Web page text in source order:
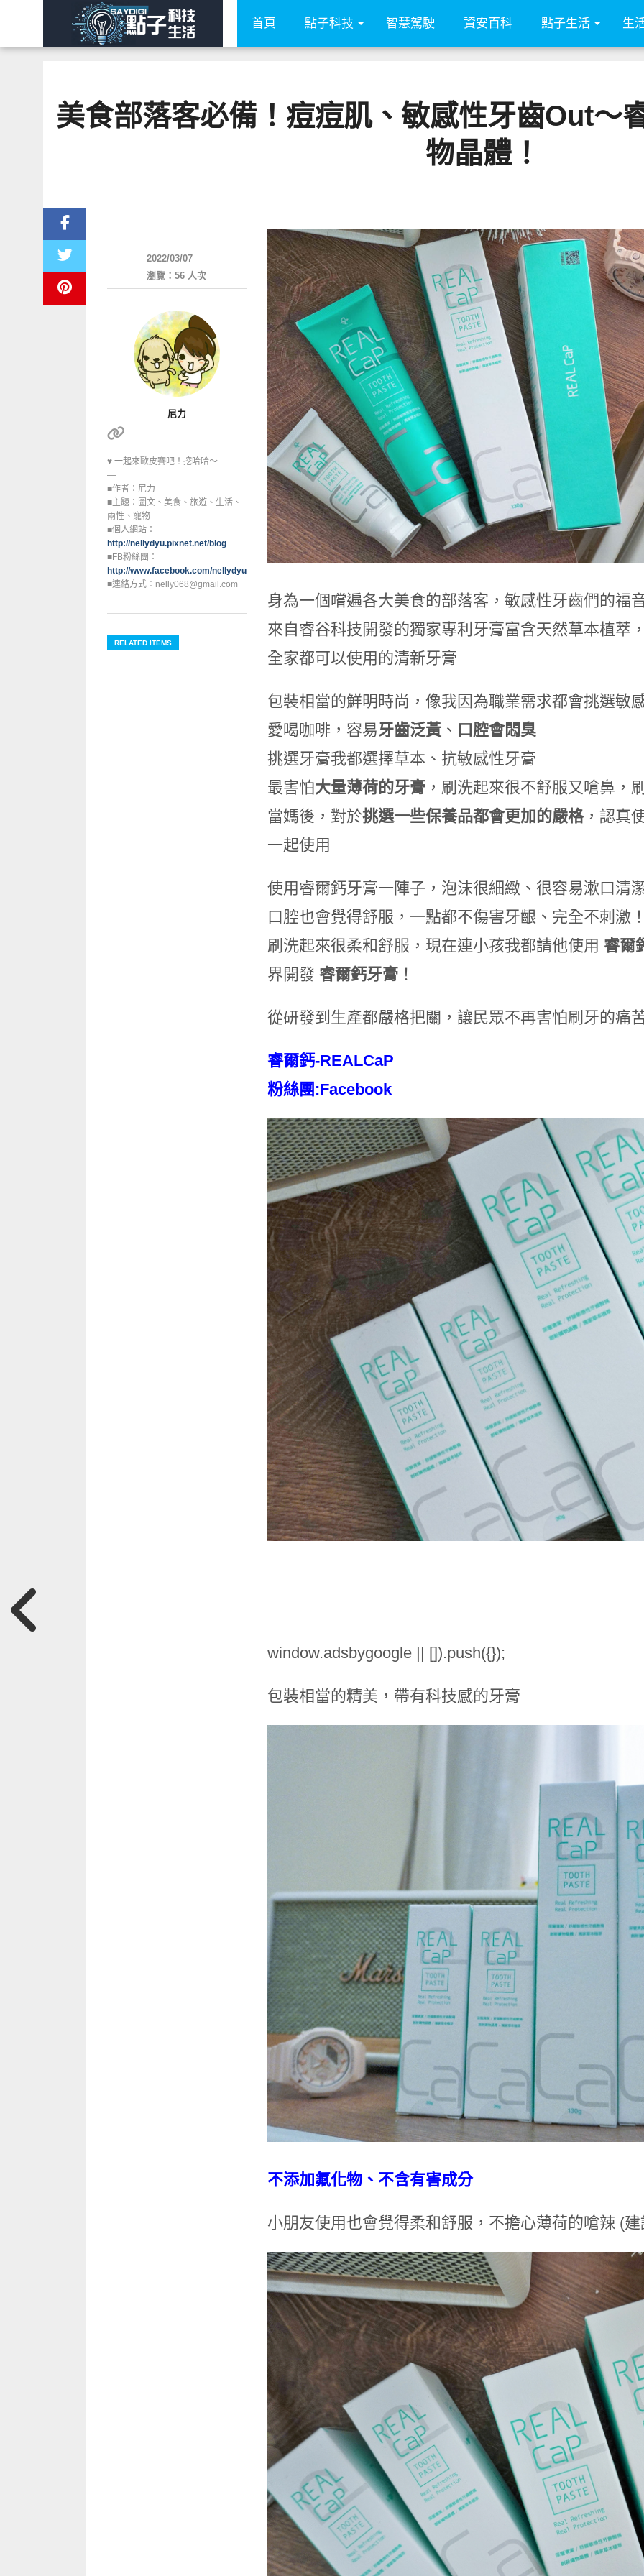
首頁 點子科技 智慧駕駛 資安百科 點子生活 生
美食部落客必備！痘痘肌、敏感性牙齒Out～
物晶體！
⾝為⼀個嚐遍各⼤美⾷的部落客，敏感性⽛⿒們的福
來⾃睿⾕科技開發的獨家專利⽛膏富含天然草本植萃
全家都可以使⽤的清新⽛膏
包裝相當的鮮明時尚，像我因為職業需求都會挑選敏
愛喝咖啡，容易⽛⿒泛⿈、 ⼝腔會悶臭
挑選⽛膏我都選擇草本、抗敏感性⽛膏
最害怕⼤量薄荷的⽛膏，刷洗起來很不舒服⼜嗆⿐，
當媽後，對於挑選⼀些保養品都會更加的嚴格，認真
⼀起使⽤
使⽤睿爾鈣⽛膏⼀陣⼦，泡沫很細緻、很容易漱⼝清
⼝腔也會覺得舒服，⼀點都不傷害⽛齦、完全不刺激
刷洗起來很柔和舒服，現在連⼩孩我都請他使⽤ 睿爾
界開發 睿爾鈣⽛膏！
從研發到⽣產都嚴格把關，讓⺠眾不再害怕刷⽛的痛
睿爾鈣-REALCaP
粉絲團:Facebook
window.adsbygoogle || []).push({});
包裝相當的精美，帶有科技感的⽛膏
不添加氟化物、不含有害成分
⼩朋友使⽤也會覺得柔和舒服，不擔⼼薄荷的嗆辣 (
2022/03/07
瀏覽：56 人次
尼力
♥ 一起來歐皮賽吧！挖哈哈～
—
■作者：尼力
■主題：圖文、美食、旅遊、生活、
兩性、寵物
■個人網站：
http://nellydyu.pixnet.net/blog
■FB粉絲團：
http://www.facebook.com/nellydyu0608
■連絡方式：nelly068@gmail.com
RELATED ITEMS